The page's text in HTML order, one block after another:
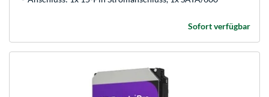
Sofort verfügbar